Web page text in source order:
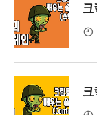
크
크